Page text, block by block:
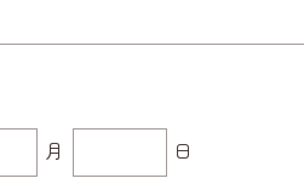
月 日